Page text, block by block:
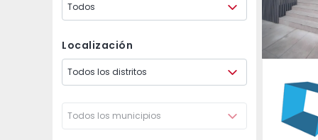
Todos
Localización
Todos los distritos
Todos los municipios
São